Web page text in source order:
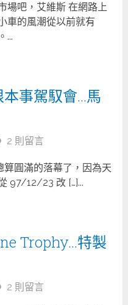
場吧，艾維斯 在網路上
車的風潮從以前就有
...
事駕馭會…馬
2 則留言
圓滿的落幕了，因為天
97/12/23 改 […]...
Trophy…特製
2 則留言